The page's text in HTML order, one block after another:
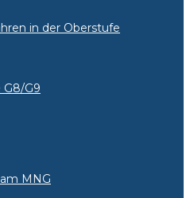
in der Oberstufe
G8/G9
MNG